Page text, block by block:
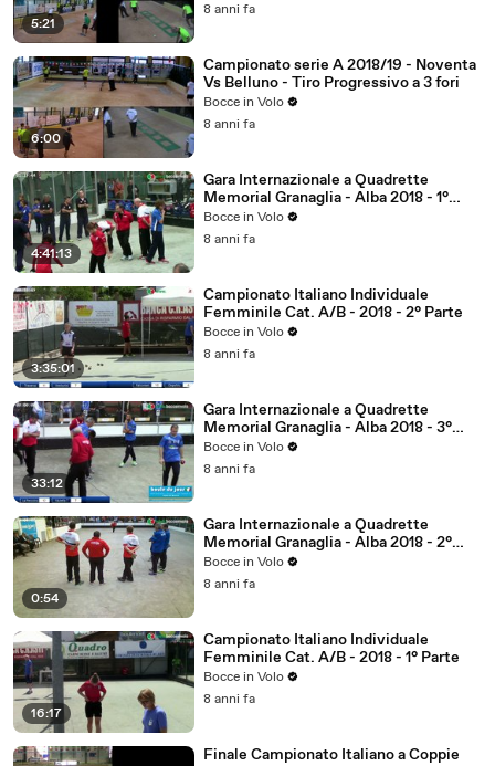
5:21
8 anni fa
6:00
Campionato serie A 2018/19 - Noventa
Vs Belluno - Tiro Progressivo a 3 fori
Bocce in Volo
8 anni fa
4:41:13
Gara Internazionale a Quadrette
Memorial Granaglia - Alba 2018 - 1°
Parte
Bocce in Volo
8 anni fa
3:35:01
Campionato Italiano Individuale
Femminile Cat. A/B - 2018 - 2° Parte
Bocce in Volo
8 anni fa
33:12
Gara Internazionale a Quadrette
Memorial Granaglia - Alba 2018 - 3°
Parte
Bocce in Volo
8 anni fa
0:54
Gara Internazionale a Quadrette
Memorial Granaglia - Alba 2018 - 2°
Parte
Bocce in Volo
8 anni fa
16:17
Campionato Italiano Individuale
Femminile Cat. A/B - 2018 - 1° Parte
Bocce in Volo
8 anni fa
Finale Campionato Italiano a Coppie